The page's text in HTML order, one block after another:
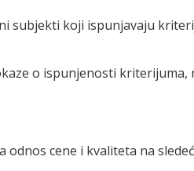
subjekti koji ispunjavaju
o ispunjenosti
cene i kvaliteta na